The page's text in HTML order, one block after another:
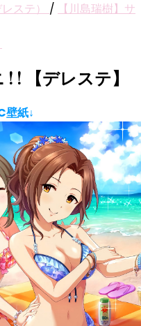
ステ） /
【川島瑞樹】サ
! ! 【デレステ】
壁紙↓